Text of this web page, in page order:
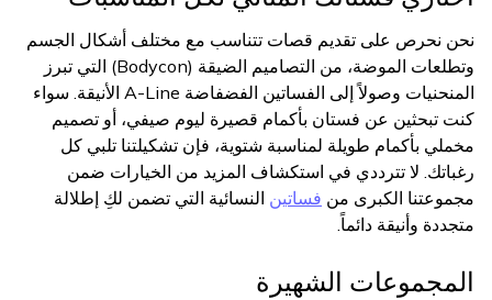
نحن نحرص على تقديم قصات تتناسب مع مختلف أشكال الجسم
وتطلعات الموضة، من التصاميم الضيقة (Bodycon) التي تبرز
المنحنيات وصولاً إلى الفساتين الفضفاضة A-Line الأنيقة. سواء
كنت تبحثين عن فستان بأكمام قصيرة ليوم صيفي، أو تصميم
مخملي بأكمام طويلة لمناسبة شتوية، فإن تشكيلتنا تلبي كل
رغباتك. لا تترددي في استكشاف المزيد من الخيارات ضمن
مجموعتنا الكبرى من فساتين النسائية التي تضمن لكِ إطلالة
متجددة وأنيقة دائماً.
المجموعات الشهيرة